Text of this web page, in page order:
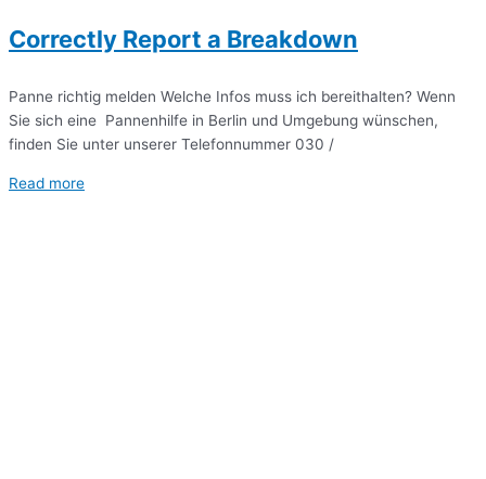
Correctly Report a Breakdown
Panne richtig melden Welche Infos muss ich bereithalten? Wenn
Sie sich eine Pannenhilfe in Berlin und Umgebung wünschen,
finden Sie unter unserer Telefonnummer 030 /
Read more